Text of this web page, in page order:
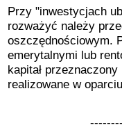
Przy "inwestycjach
rozważyć należy
oszczędnościowym.
emerytalnymi lub
kapitał
realizowane w